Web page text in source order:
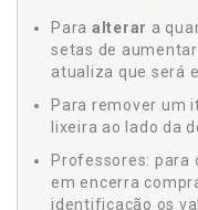
Para alterar a
setas de
atualiza que será
Para remover um
lixeira ao lado da
Professores: para
em encerra
identificação os